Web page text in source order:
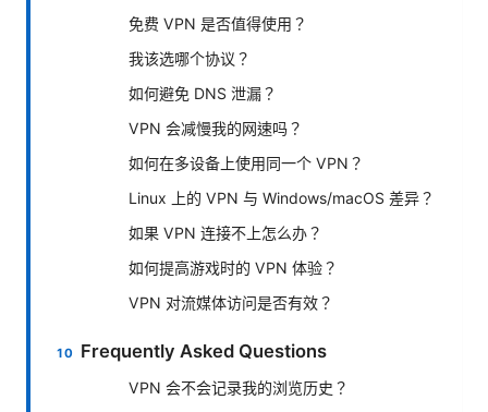
免费 VPN 是否值得使用？
我该选哪个协议？
如何避免 DNS 泄漏？
VPN 会减慢我的网速吗？
如何在多设备上使用同一个 VPN？
Linux 上的 VPN 与 Windows/macOS 差异？
如果 VPN 连接不上怎么办？
如何提高游戏时的 VPN 体验？
VPN 对流媒体访问是否有效？
Frequently Asked Questions
VPN 会不会记录我的浏览历史？